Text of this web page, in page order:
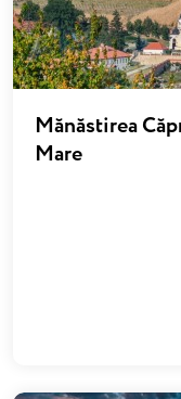
Mănăstirea
Mare